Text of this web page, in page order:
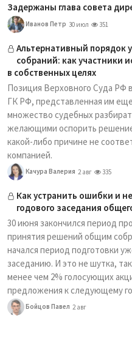
Задержаны глава совета
Иванов Петр 30 июл 351
Альтернативный порядок
собраний: как участники
в собственных целях
Позиция Верховного Суда РФ
ГК РФ, представленная им
множество судебных
желающими оспорить
какой-либо причине не
компанией.
Качура Валерия 2 авг 335
Как устранить ошибки и
годового заседания
30 июня закончился период
принятия решений общим
начался период подготовки
заседанию. И это не шутка,
менее чем 2% голосующих
предложения к следующему
Бойцов Павел 2 авг